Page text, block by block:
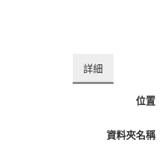
詳細
位置
資料夾名稱